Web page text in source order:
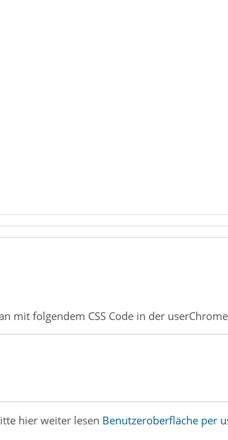
mit folgendem CSS Code in der
hier weiter lesen Benutzeroberfläche per